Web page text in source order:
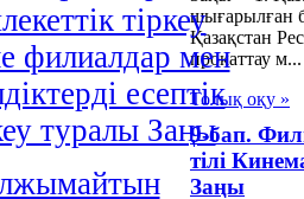
тіркеу
филиалдар мен
есептік
туралы Заңы
шығарылған
Қазақстан
прокаттау м...
Толық оқу »
9-бап.
тілі
Заңы